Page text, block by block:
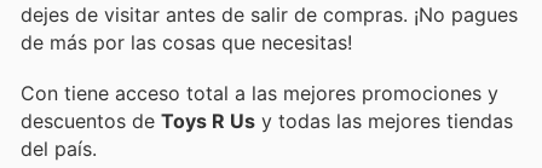
dejes de visitar antes de salir de compras. ¡No pagues
de más por las cosas que necesitas!
Con tiene acceso total a las mejores promociones y
descuentos de Toys R Us y todas las mejores tiendas
del país.